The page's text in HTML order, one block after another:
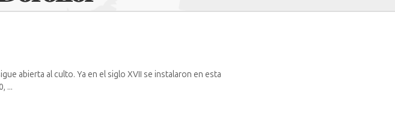
abierta al culto. Ya en el siglo XVII se instalaron en esta
...